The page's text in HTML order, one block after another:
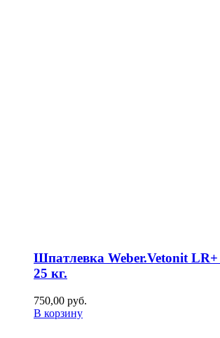
Шпатлевка Weber.Vetonit LR+
25 кг.
750,00 руб.
В корзину